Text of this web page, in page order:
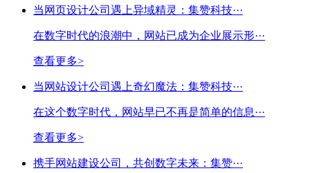
当网页设计公司遇上异域精灵：集赞科技···
在数字时代的浪潮中，网站已成为企业展示形···
查看更多>
当网站设计公司遇上奇幻魔法：集赞科技···
在这个数字时代，网站早已不再是简单的信息···
查看更多>
携手网站建设公司，共创数字未来：集赞···